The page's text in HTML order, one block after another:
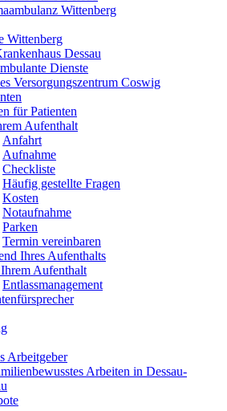
Wittenberg
Wittenberg
Dessau
Dienste
Versorgungszentrum Coswig
für Patienten
Aufenthalt
Anfahrt
Aufnahme
Checkliste
Häufig gestellte Fragen
Kosten
Notaufnahme
Parken
Termin vereinbaren
Ihres Aufenthalts
Aufenthalt
Entlassmanagement
Arbeitgeber
Arbeiten in Dessau-